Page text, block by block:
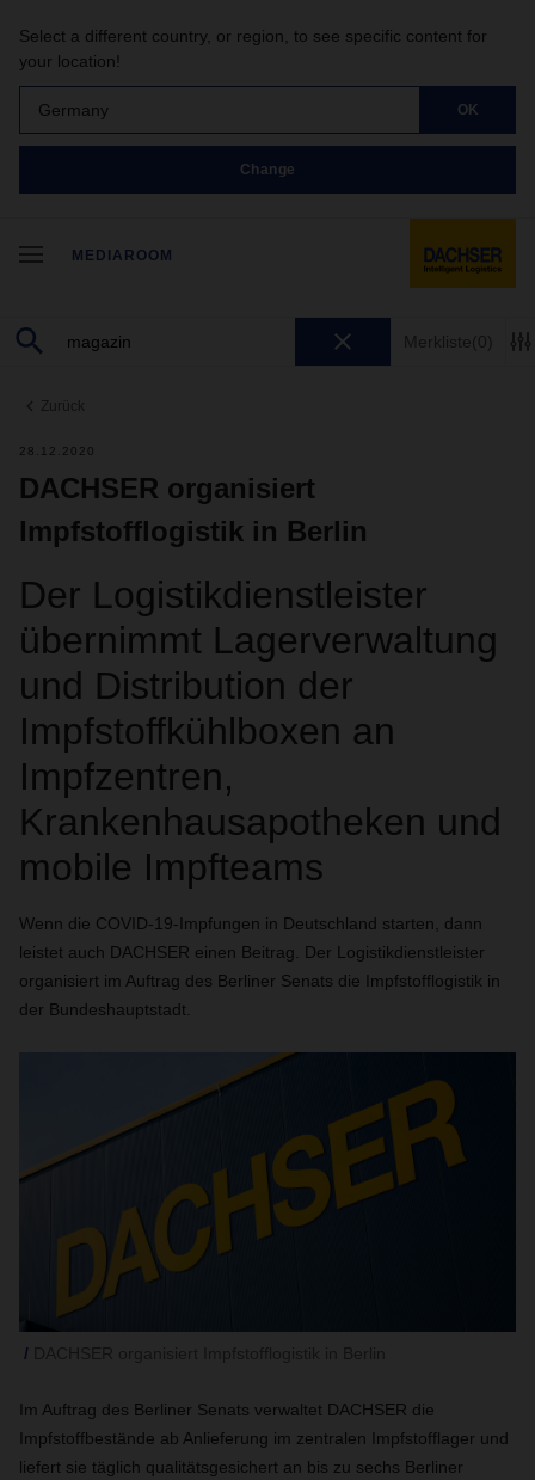
Select a different country, or region, to see specific content for
your location!
Germany OK
Change
MEDIAROOM
Merkliste(0)
Zurück
28.12.2020
DACHSER organisiert
Impfstofflogistik in Berlin
Der Logistikdienstleister
übernimmt Lagerverwaltung
und Distribution der
Impfstoffkühlboxen an
Impfzentren,
Krankenhausapotheken und
mobile Impfteams
Wenn die COVID-19-Impfungen in Deutschland starten, dann
leistet auch DACHSER einen Beitrag. Der Logistikdienstleister
organisiert im Auftrag des Berliner Senats die Impfstofflogistik in
der Bundeshauptstadt.
Im Auftrag des Berliner Senats verwaltet DACHSER die
Impfstoffbestände ab Anlieferung im zentralen Impfstofflager und
liefert sie täglich qualitätsgesichert an bis zu sechs Berliner